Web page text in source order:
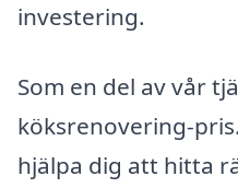
investering.
Som en del av vår
köksrenovering-
hjälpa dig att hitta